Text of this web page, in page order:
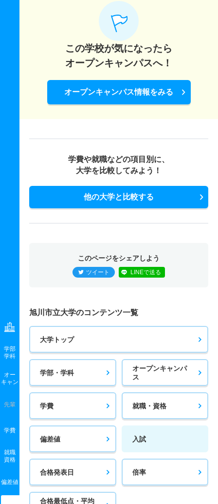
学部
学科
オー
キャン
先輩
学費
就職
資格
偏差値
この学校が気になったら
オープンキャンパスへ！
オープンキャンパス情報をみる
学費や就職などの項目別に、
大学を比較してみよう！
他の大学と比較する
このページをシェアしよう
ツイート LINEで送る
旭川市立大学のコンテンツ一覧
大学トップ
学部・学科
オープンキャンパ
ス
学費 就職・資格
偏差値 入試
合格発表日 倍率
合格最低点・平均